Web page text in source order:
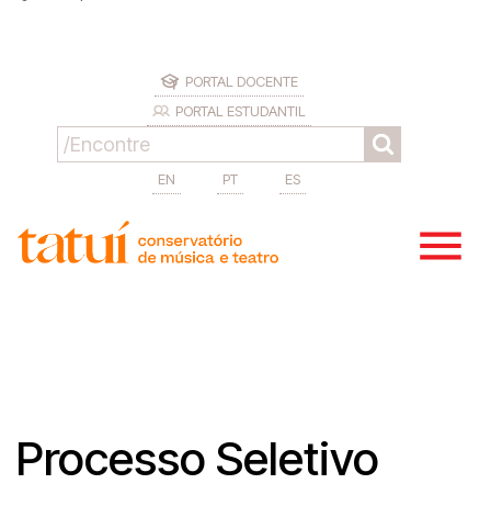
PORTAL DOCENTE
PORTAL ESTUDANTIL
EN PT ES
Processo Seletivo